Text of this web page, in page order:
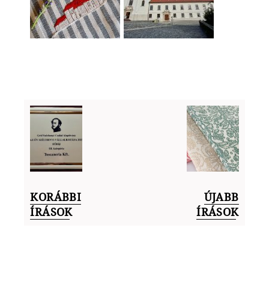
KORÁBBI
ÍRÁSOK
ÚJABB
ÍRÁSOK